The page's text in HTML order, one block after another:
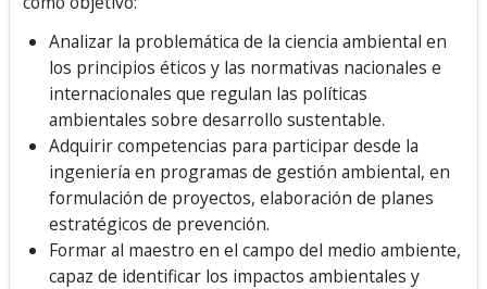
Analizar la problemática de la ciencia ambiental en
los principios éticos y las normativas nacionales e
internacionales que regulan las políticas
ambientales sobre desarrollo sustentable.
Adquirir competencias para participar desde la
ingeniería en programas de gestión ambiental, en
formulación de proyectos, elaboración de planes
estratégicos de prevención.
Formar al maestro en el campo del medio ambiente,
capaz de identificar los impactos ambientales y